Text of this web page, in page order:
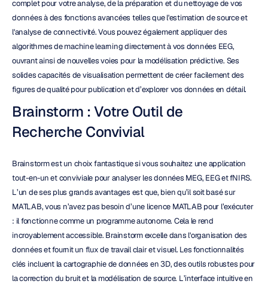
complet pour votre analyse, de la préparation et du nettoyage de vos
données à des fonctions avancées telles que l'estimation de source et
l'analyse de connectivité. Vous pouvez également appliquer des
algorithmes de machine learning directement à vos données EEG,
ouvrant ainsi de nouvelles voies pour la modélisation prédictive. Ses
solides capacités de visualisation permettent de créer facilement des
figures de qualité pour publication et d’explorer vos données en détail.
Brainstorm : Votre Outil de
Recherche Convivial
Brainstorm est un choix fantastique si vous souhaitez une application
tout-en-un et conviviale pour analyser les données MEG, EEG et fNIRS.
L’un de ses plus grands avantages est que, bien qu’il soit basé sur
MATLAB, vous n’avez pas besoin d’une licence MATLAB pour l’exécuter
: il fonctionne comme un programme autonome. Cela le rend
incroyablement accessible. Brainstorm excelle dans l'organisation des
données et fournit un flux de travail clair et visuel. Les fonctionnalités
clés incluent la cartographie de données en 3D, des outils robustes pour
la correction du bruit et la modélisation de source. L’interface intuitive en